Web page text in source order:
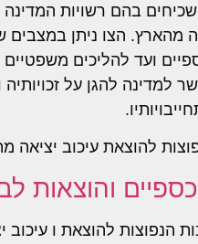
בהם רשויות המדינה
מהארץ. הצו ניתן במצבים
ועד להליכים משפטיים
למדינה להגן על זכויותיה
והוצאות
הנפוצות להוצאת ו עיכוב